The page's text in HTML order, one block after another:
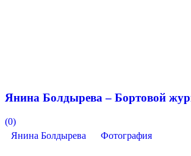
Янина Болдырева – Бортовой
(0)
Янина Болдырева
Фотография